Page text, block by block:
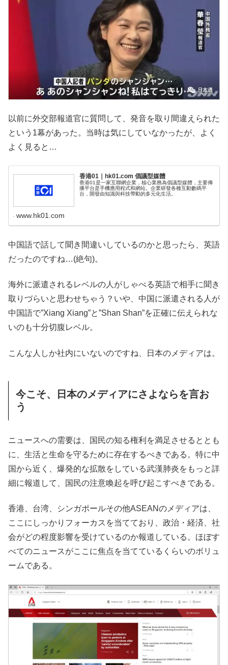
以前に外交部報道官に質問して、発音を取り間違えられた
という1幕があった。当時は気にしていなかったが、よく
よく見ると…
香港01｜hk01.com 倡議型媒體
香港01是一家互聯網企業，核心業務為倡議型媒體，主要傳
播平台是手機應用程式和網站。企業研發各種互動數碼平
台，開發由知識與科技帶動的多元化生活。
www.hk01.com
中国語で話して聞き間違いしているのかと思ったら、英語
だったのですね…(絶句)。
海外に派遣されるレベルの人がしゃべる英語で相手に聞き
取りづらいと思わせちゃう？いや、中国に派遣される人が
中国語で”Xiang Xiang”と”Shan Shan”を正確に伝えられな
いのも十分切腹レベル。
こんな人しか社内にいないのですね、日本のメディアは。
今こそ、日本のメディアにさよならを言お
う
ニュースへの需要は、国民の知る権利を満足させるととも
に、生活と生命を守るために存在するべきである。特に中
国から近く、爆発的な拡散をしている武漢肺炎をもっと詳
細に報道して、国民の注意喚起を呼び起こすべきである。
香港、台湾、シンガポールその他ASEANのメディアは、
ここにしっかりフォーカスを当てており、政治・経済、社
会がどの程度影響を受けているのか報道している。ほぼす
べてのニュースがここに焦点を当てているくらいのボリュ
ームである。